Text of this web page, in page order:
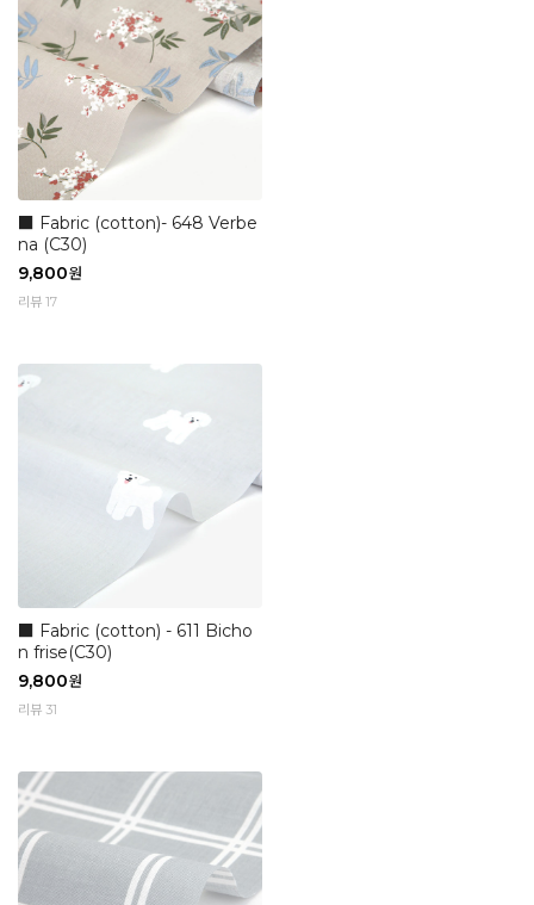
■ Fabric (cotton)- 648 Verbe
na (C30)
9,800원
리뷰 17
■ Fabric (cotton) - 611 Bicho
n frise(C30)
9,800원
리뷰 31